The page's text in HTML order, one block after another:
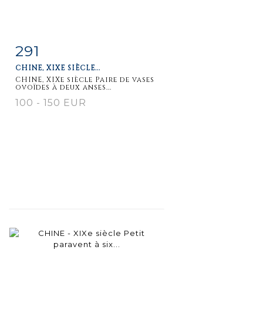
détaillée
291
CHINE, XIXE SIÈCLE...
CHINE, XIXe siècle Paire de vases
ovoïdes à deux anses...
100 - 150 EUR